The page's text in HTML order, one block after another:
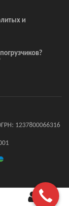
и
1237800066316